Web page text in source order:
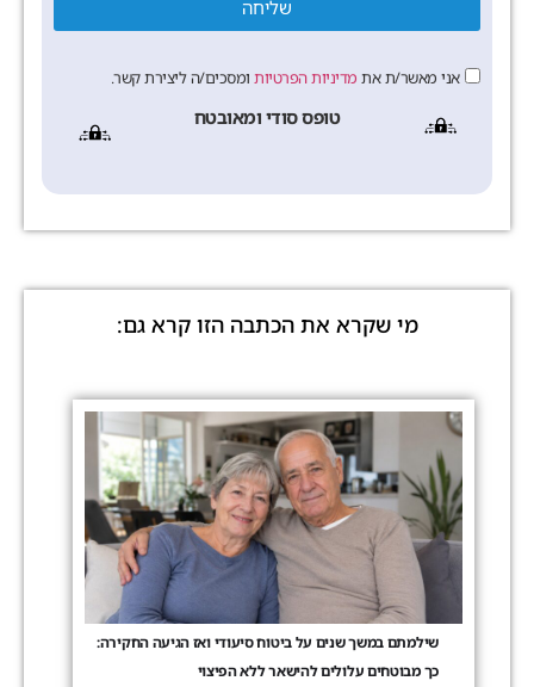
אני מאשר/ת את מדיניות הפרטיות ומסכים/ה ליצירת קשר.
שליחה
טופס סודי ומאובטח
מי שקרא את הכתבה הזו קרא גם:
שילמתם במשך שנים על ביטוח סיעודי ואז הגיעה החקירה:
כך מבוטחים עלולים להישאר ללא הפיצוי